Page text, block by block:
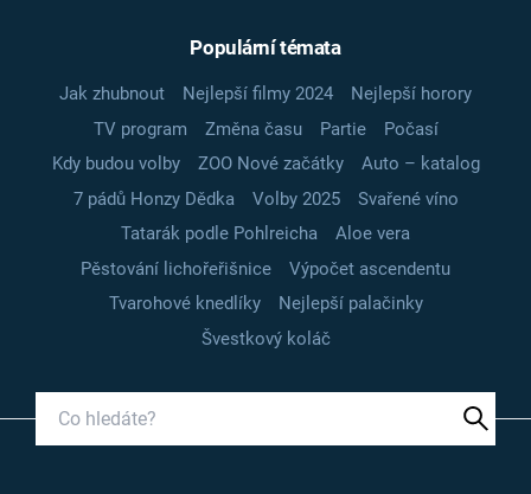
Populární témata
Jak zhubnout Nejlepší filmy 2024
Nejlepší horory
TV program
Změna času Partie
Počasí
Kdy budou volby
ZOO Nové začátky
Auto – katalog
7 pádů Honzy Dědka
Volby 2025
Svařené víno
Tatarák podle Pohlreicha
Aloe vera
Pěstování lichořeřišnice
Výpočet ascendentu
Tvarohové knedlíky
Nejlepší palačinky
Švestkový koláč